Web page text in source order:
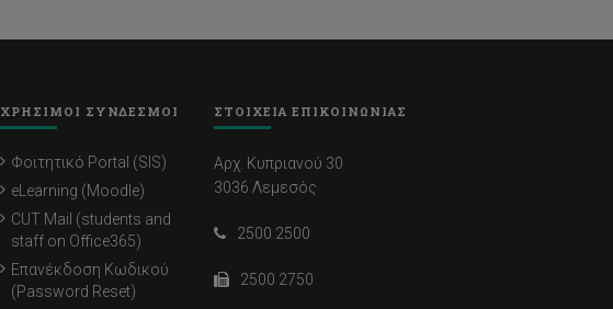
ΧΡΗΣΙΜΟΙ ΣΥΝΔΕΣΜΟΙ
Φοιτητικό Portal (SIS)
eLearning (Moodle)
CUT Mail (students and
staff on Office365)
Επανέκδοση Κωδικού
(Password Reset)
ΣΤΟΙΧΕΙΑ ΕΠΙΚΟΙΝΩΝΙΑΣ
Αρχ. Κυπριανού 30
3036 Λεμεσός
2500 2500
2500 2750